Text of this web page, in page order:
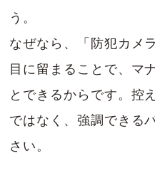
う。
なぜなら、「防犯カメ
目に留まることで、マ
とできるからです。控
ではなく、強調できる
さい。